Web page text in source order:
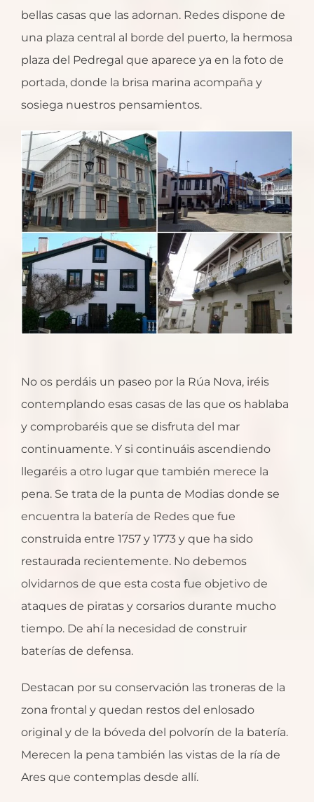
bellas casas que las adornan. Redes dispone de
una plaza central al borde del puerto, la hermosa
plaza del Pedregal que aparece ya en la foto de
portada, donde la brisa marina acompaña y
sosiega nuestros pensamientos.
No os perdáis un paseo por la Rúa Nova, iréis
contemplando esas casas de las que os hablaba
y comprobaréis que se disfruta del mar
continuamente. Y si continuáis ascendiendo
llegaréis a otro lugar que también merece la
pena. Se trata de la punta de Modias donde se
encuentra la batería de Redes que fue
construida entre 1757 y 1773 y que ha sido
restaurada recientemente. No debemos
olvidarnos de que esta costa fue objetivo de
ataques de piratas y corsarios durante mucho
tiempo. De ahí la necesidad de construir
baterías de defensa.
Destacan por su conservación las troneras de la
zona frontal y quedan restos del enlosado
original y de la bóveda del polvorín de la batería.
Merecen la pena también las vistas de la ría de
Ares que contemplas desde allí.